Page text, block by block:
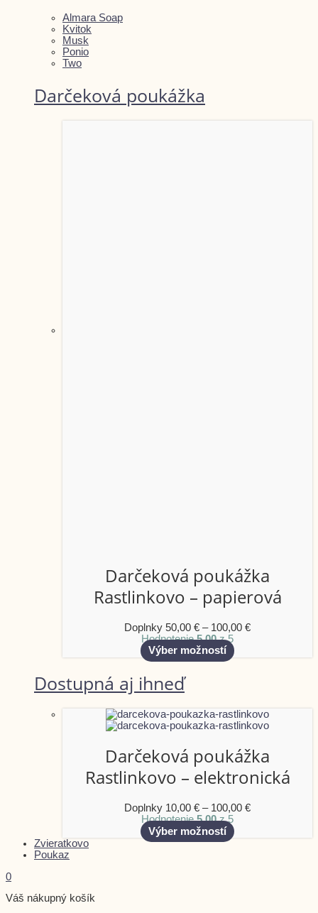
Almara Soap
Kvitok
Musk
Ponio
Two
Darčeková poukážka
Darčeková poukážka
Rastlinkovo – papierová
Doplnky 50,00 € – 100,00 €
Hodnotenie5.00z 5
Výber možností
Dostupná aj ihneď
Darčeková poukážka
Rastlinkovo – elektronická
Doplnky 10,00 € – 100,00 €
Hodnotenie5.00z 5
Výber možností
Zvieratkovo
Poukaz
0
Váš nákupný košík